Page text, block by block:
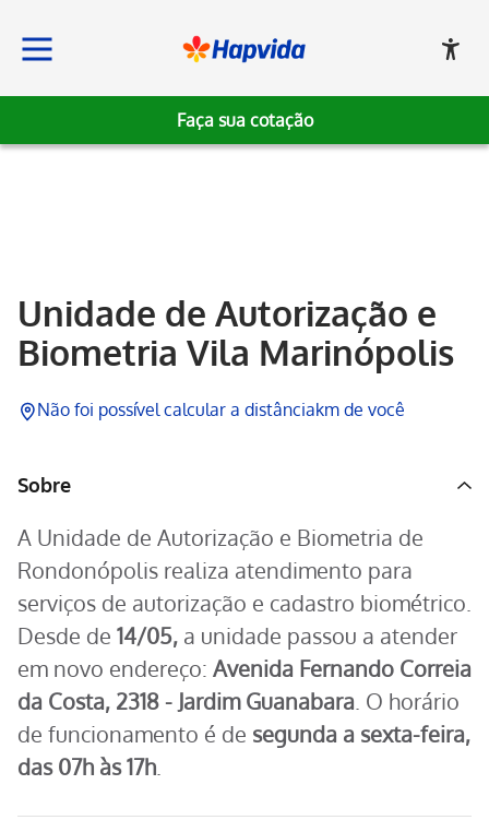
Faça sua cotação
Unidade de Autorização e
Biometria Vila Marinópolis
Não foi possível calcular a distânciakm de você
Sobre
A Unidade de Autorização e Biometria de
Rondonópolis realiza atendimento para
serviços de autorização e cadastro biométrico.
Desde de 14/05, a unidade passou a atender
em novo endereço: Avenida Fernando Correia
da Costa, 2318 - Jardim Guanabara . O horário
de funcionamento é de segunda a sexta-feira,
das 07h às 17h